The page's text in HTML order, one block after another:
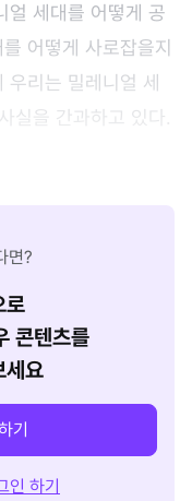
얼 세대를 어떻게 공
어떻게 사로잡을지
리는 밀레니얼 세
실을 간과하고 있다.
면?
로
콘텐츠를
세요
기
인 하기